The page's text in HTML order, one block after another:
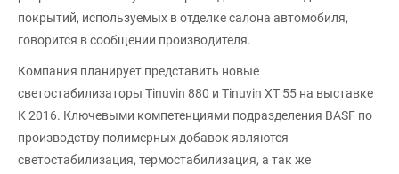
покрытий, используемых в отделке салона автомобиля,
говорится в сообщении производителя.
Компания планирует представить новые
светостабилизаторы Tinuvin 880 и Tinuvin XT 55 на выставке
K 2016. Ключевыми компетенциями подразделения BASF по
производству полимерных добавок являются
светостабилизация, термостабилизация, а так же